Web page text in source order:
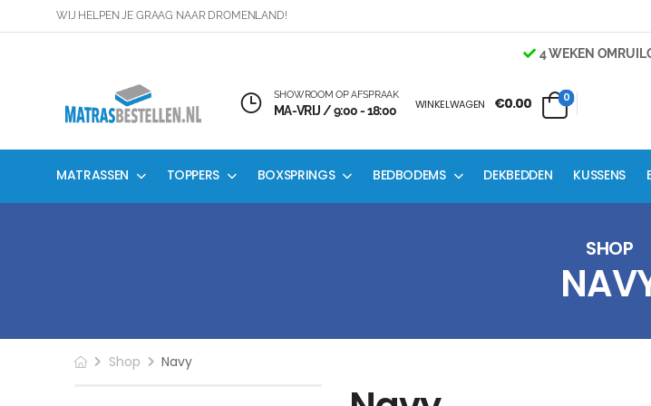
WIJ HELPEN JE GRAAG NAAR DROMENLAND!
4 WEKEN
SHOWROOM OP AFSPRAAK
MA-VRIJ / 9:00 - 18:00 WINKELWAGEN €0.00 0
MATRASSEN TOPPERS BOXSPRINGS BEDBODEMS DEKBEDDEN KUSSENS
SHOP
Shop Navy